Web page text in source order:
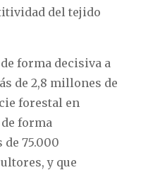
del tejido
forma decisiva a
de 2,8 millones de
forestal en
forma
75.000
y que